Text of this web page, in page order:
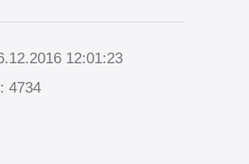
12:01:23
4734